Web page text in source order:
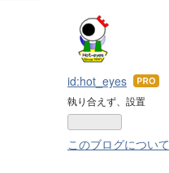
id:hot_eyes はて
なブ
執り合えず、設置
このブログについて